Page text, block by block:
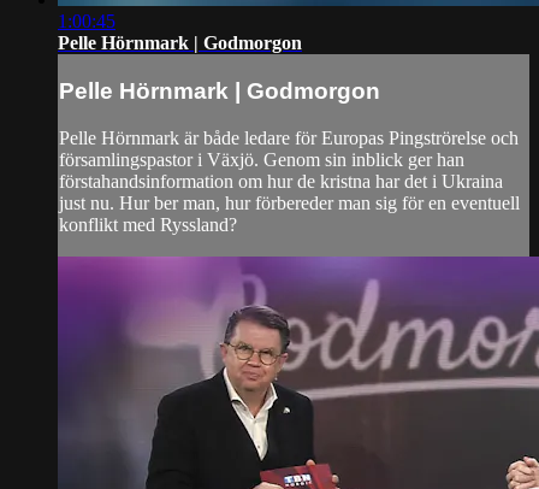
1:00:45
Pelle Hörnmark | Godmorgon
Pelle Hörnmark | Godmorgon
Pelle Hörnmark är både ledare för Europas Pingströrelse och
församlingspastor i Växjö. Genom sin inblick ger han
förstahandsinformation om hur de kristna har det i Ukraina
just nu. Hur ber man, hur förbereder man sig för en eventuell
konflikt med Ryssland?